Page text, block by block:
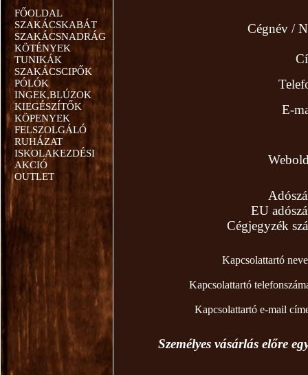
FŐOLDAL
SZAKÁCSKABÁT
SZAKÁCSNADRÁG
KÖTÉNYEK
TUNIKÁK
SZAKÁCSCIPŐK
PÓLÓK
INGEK,BLÚZOK
KIEGÉSZÍTŐK
KÖPENYEK
FELSZOLGÁLÓ
RUHÁZAT
ISKOLAKEZDÉSI
AKCIÓ
OUTLET
Cégnév /
E-
EU
Cégjegyzék
Kapcsolattartó
Kapcsolattartó telefonszáma:
Kapcsolattartó e-mail
Személyes vásárlás előre